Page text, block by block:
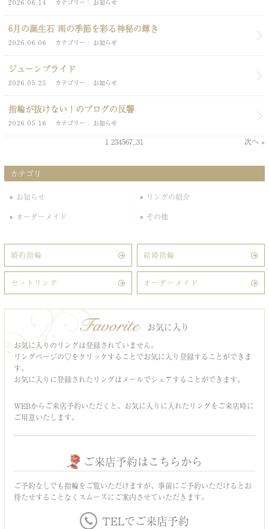
2026.06.14 カテゴリー お知らせ
6月の誕生石 雨の季節を彩る神秘の輝き
2026.06.06 カテゴリー お知らせ
ジューンブライド
2026.05.25 カテゴリー お知らせ
指輪が抜けない！のブログの反響
2026.05.16 カテゴリー お知らせ
1 234567...31 次へ »
カテゴリ
お知らせ
リングの紹介
オーダーメイド
その他
婚約指輪 結婚指輪
セットリング オーダーメイド
お気に入り
お気に入りのリングは登録されていません。
リングページの♡をクリックすることでお気に入り登録することができま
す。
お気に入りに登録されたリングはメールでシェアすることができます。
WEBからご来店予約いただくと、お気に入りに入れたリングをご来店時に
ご用意いたします。
ご来店予約はこちらから
ご予約なしでも指輪をご覧いただけますが、事前にご予約いただけるとお
待たせすることなくスムーズにご案内させていただきます。
TELでご来店予約